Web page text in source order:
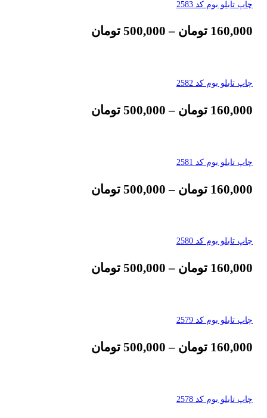
چاپ تابلو بوم کد 2583
160,000 تومان –
500,000 تومان
چاپ تابلو بوم کد 2582
160,000 تومان –
500,000 تومان
چاپ تابلو بوم کد 2581
160,000 تومان –
500,000 تومان
چاپ تابلو بوم کد 2580
160,000 تومان –
500,000 تومان
چاپ تابلو بوم کد 2579
160,000 تومان –
500,000 تومان
چاپ تابلو بوم کد 2578